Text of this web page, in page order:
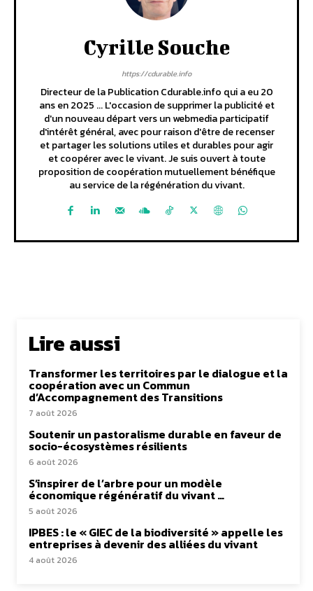
Cyrille Souche
https://cdurable.info
Directeur de la Publication Cdurable.info qui a eu 20
ans en 2025 ... L'occasion de supprimer la publicité et
d'un nouveau départ vers un webmedia participatif
d'intérêt général, avec pour raison d'être de recenser
et partager les solutions utiles et durables pour agir
et coopérer avec le vivant. Je suis ouvert à toute
proposition de coopération mutuellement bénéfique
au service de la régénération du vivant.
Lire aussi
Transformer les territoires par le dialogue et la
coopération avec un Commun
d’Accompagnement des Transitions
7 août 2026
Soutenir un pastoralisme durable en faveur de
socio-écosystèmes résilients
6 août 2026
S’inspirer de l’arbre pour un modèle
économique régénératif du vivant …
5 août 2026
IPBES : le « GIEC de la biodiversité » appelle les
entreprises à devenir des alliées du vivant
4 août 2026